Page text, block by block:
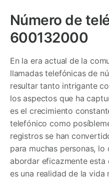
Número de
600132000
En la era actual de la
llamadas telefónicas de
resultar tanto intrigante
los aspectos que ha
es el crecimiento
telefónico como
registros se han
para muchas personas,
abordar eficazmente
es una realidad de la vida